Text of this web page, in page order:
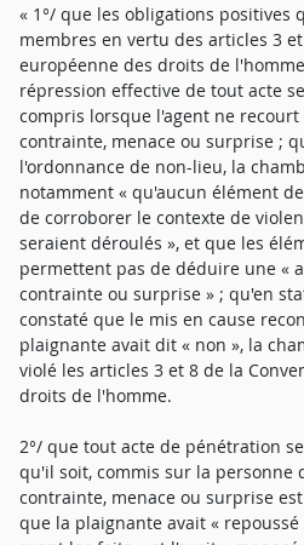
« 1°/ que les obligations positives
membres en vertu des articles 3
européenne des droits de
répression effective de tout acte
compris lorsque l'agent ne recourt
contrainte, menace ou surprise ;
l'ordonnance de non-lieu, la
notamment « qu'aucun élément
de corroborer le contexte de
seraient déroulés », et que les
permettent pas de déduire une «
contrainte ou surprise » ; qu'en
constaté que le mis en cause
plaignante avait dit « non », la
violé les articles 3 et 8 de la
droits de l'homme.
2°/ que tout acte de pénétration
qu'il soit, commis sur la personne
contrainte, menace ou surprise
que la plaignante avait « repoussé